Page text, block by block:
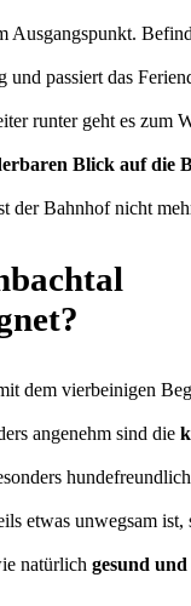
Ausgangspunkt.
passiert das
runter geht es zum
Blick auf die
der Bahnhof nicht
dem vierbeinigen
angenehm sind die
etwas unwegsam
natürlich gesund